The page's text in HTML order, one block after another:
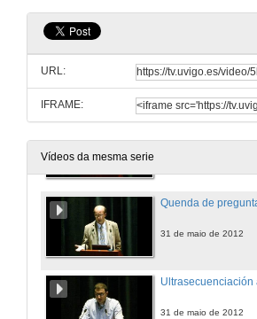
URL:
IFRAME:
Vídeos da mesma serie
31 de maio de 2012
Quenda de
31 de maio de 2012
31 de maio de 2012